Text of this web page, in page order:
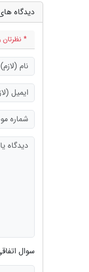
دیدگاه
* نظرتان
سوال